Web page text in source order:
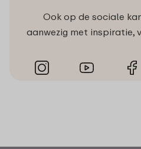
Ook op de sociale
aanwezig met inspiratie,